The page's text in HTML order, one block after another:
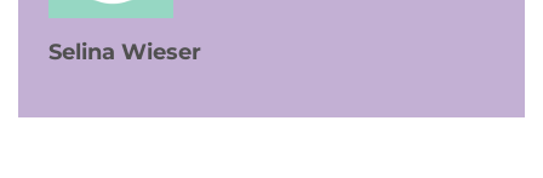
Selina Wieser